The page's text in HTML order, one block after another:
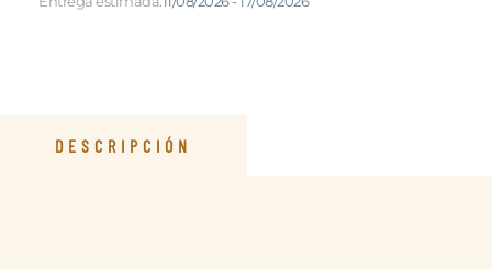
DESCRIPCIÓN